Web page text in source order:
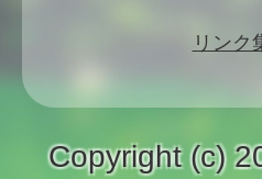
リンク
Copyright (c)